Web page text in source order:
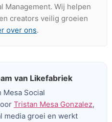
Management. Wij helpen
creators veilig groeien
over ons.
van Likefabriek
Mesa Social
Tristan Mesa Gonzalez,
media groei en werkt